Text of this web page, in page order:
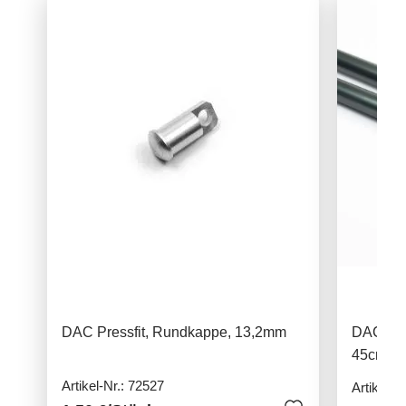
DAC Pressfit, Rundkappe, 13,2mm
Artikel-Nr.: 72527
DAC
45cm,
Artikel-